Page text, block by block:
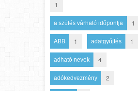
1
a szülés várható időpontja 1
ABB 1 adatgyűjtés 1
adható nevek 4
adókedvezmény 2